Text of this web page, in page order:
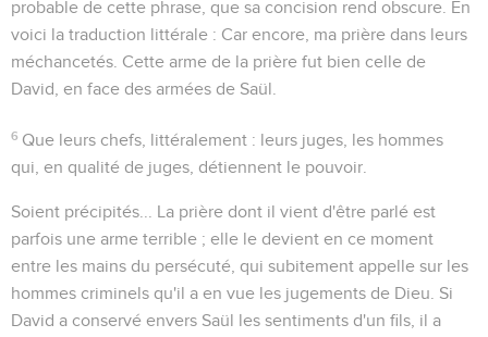
probable de cette phrase, que sa concision rend obscure. En
voici la traduction littérale : Car encore, ma prière dans leurs
méchancetés . Cette arme de la prière fut bien celle de
David, en face des armées de Saül.
6 Que leurs chefs , littéralement : leurs juges , les hommes
qui, en qualité de juges, détiennent le pouvoir.
Soient précipités...
La prière dont il vient d'être parlé est
parfois une arme terrible ; elle le devient en ce moment
entre les mains du persécuté, qui subitement appelle sur les
hommes criminels qu'il a en vue les jugements de Dieu. Si
David a conservé envers Saül les sentiments d'un fils, il a